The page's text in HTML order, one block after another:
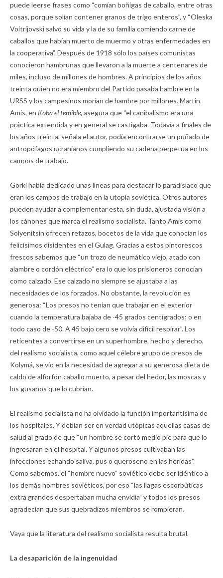
puede leerse frases como “comían boñigas de caballo, entre otras
cosas, porque solían contener granos de trigo enteros”, y “Oleska
Voitrijovski salvó su vida y la de su familia comiendo carne de
caballos que habían muerto de muermo y otras enfermedades en
la cooperativa”. Después de 1918 sólo los países comunistas
conocieron hambrunas que llevaron a la muerte a centenares de
miles, incluso de millones de hombres. A principios de los años
treinta quien no era miembro del Partido pasaba hambre en la
URSS y los campesinos morían de hambre por millones. Martin
Amis, en Koba el temible, asegura que “el canibalismo era una
práctica extendida y en general se castigaba. Todavía a finales de
los años treinta, señala el autor, podía encontrarse un puñado de
antropófagos ucranianos cumpliendo su cadena perpetua en los
campos de trabajo.
Gorki había dedicado unas líneas para destacar lo paradisíaco que
eran los campos de trabajo en la utopía soviética. Otros autores
pueden ayudar a complementar esta, sin duda, ajustada visión a
los cánones que marca el realismo socialista. Tanto Amis como
Solyenitsin ofrecen retazos, bocetos de la vida que conocían los
felicísimos disidentes en el Gulag. Gracias a estos pintorescos
frescos sabemos que “un trozo de neumático viejo, atado con
alambre o cordón eléctrico” era lo que los prisioneros conocían
como calzado. Ese calzado no siempre se ajustaba a las
necesidades de los forzados. No obstante, la revolución es
generosa: “Los presos no tenían que trabajar en el exterior
cuando la temperatura bajaba de -45 grados centígrados; o en
todo caso de -50. A 45 bajo cero se volvía difícil respirar”. Los
reticentes a convertirse en un superhombre, hecho y derecho,
del realismo socialista, como aquel célebre grupo de presos de
Kolymá, se vio en la necesidad de agregar a su generosa dieta de
caldo de alforfón caballo muerto, a pesar del hedor, las moscas y
los gusanos que lo cubrían.
El realismo socialista no ha olvidado la función importantísima de
los hospitales. Y debían ser en verdad utópicas aquellas casas de
salud al grado de que “un hombre se cortó medio pie para que lo
ingresaran en el hospital. Y algunos presos cultivaban las
infecciones echando saliva, pus o queroseno en las heridas”.
Como sabemos, el “hombre nuevo” soviético debe ser idéntico a
los demás hombres soviéticos, por eso “las llagas escorbúticas
extra grandes despertaban mucha envidia” y todos los presos
agradecían que sus quebradizos miembros se rompieran.
Vaya que la literatura del realismo socialista resulta brutal.
La desaparición de la ingenuidad